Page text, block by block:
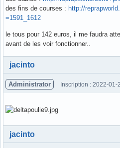
des fins de courses : http://
=1591_1612
le tous pour 142 euros, il me faudra
avant de les voir fonctionner..
Hors ligne
jacinto
Administrator Inscription : 2022-01-
Hors ligne
jacinto